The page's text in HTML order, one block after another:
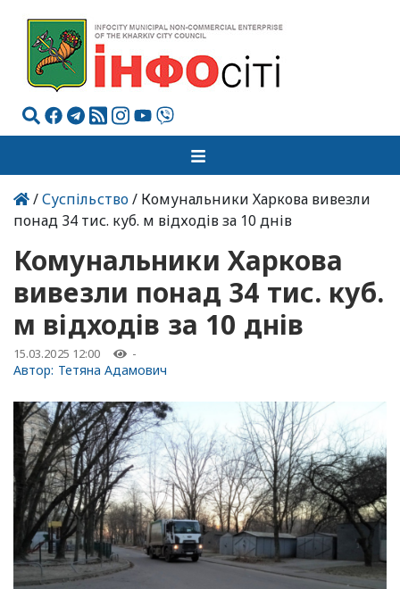
/Суспільство/ Комунальники Харкова вивезли
понад 34 тис. куб. м відходів за 10 днів
Комунальники Харкова
вивезли понад 34 тис. куб.
м відходів за 10 днів
15.03.2025 12:00 -
Автор: Тетяна Адамович